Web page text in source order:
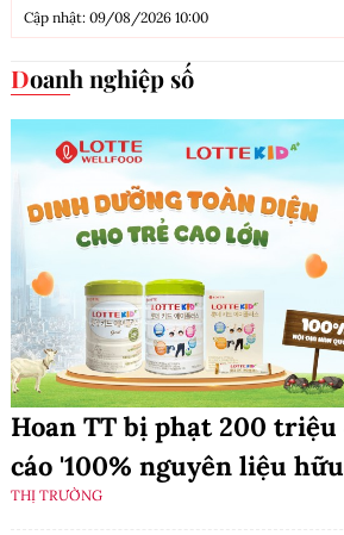
Cập nhật: 09/08/2026 10:00
Doanh nghiệp số
Hoan TT bị phạt 200 triệu
cáo '100% nguyên liệu
THỊ TRƯỜNG